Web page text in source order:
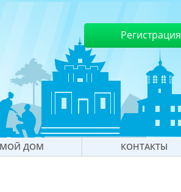
Регистрация
МОЙ ДОМ КОНТАКТЫ